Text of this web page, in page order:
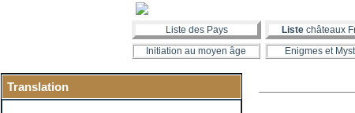
Liste des Pays Liste châteaux
Initiation au moyen âge
Enigmes et
Translation